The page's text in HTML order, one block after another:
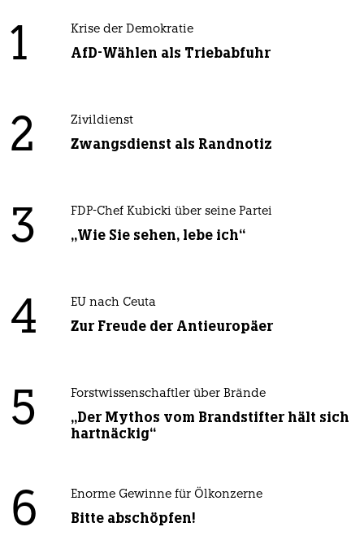
1 Krise der Demokratie
AfD-Wählen als Triebabfuhr
2 Zivildienst
Zwangsdienst als Randnotiz
3 FDP-Chef Kubicki über seine Partei
„Wie Sie sehen, lebe ich“
4 EU nach Ceuta
Zur Freude der Antieuropäer
5 Forstwissenschaftler über Brände
„Der Mythos vom Brandstifter hält sich
hartnäckig“
6 Enorme Gewinne für Ölkonzerne
Bitte abschöpfen!